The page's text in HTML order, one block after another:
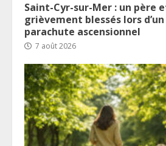
Saint-Cyr-sur-Mer : un père
grièvement blessés lors
parachute ascensionnel
7 août 2026